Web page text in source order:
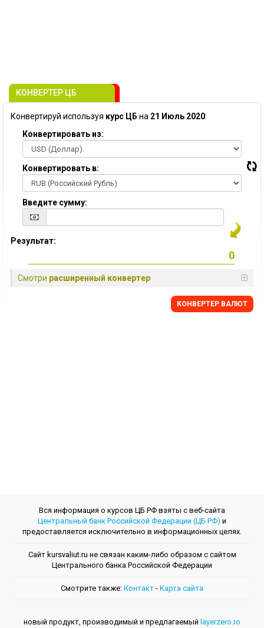
КОНВЕРТЕР ЦБ
Конвертируй используя курс ЦБ на 21 Июль 2020:
Конвертировать из:
Конвертировать в:
Введите сумму:
Результат:
Смотри расширенный конвертер
КОНВЕРТЕР ВАЛЮТ
Вся информация о курсов ЦБ РФ взяты с веб-сайта
Центральный банк Российской Федерации (ЦБ РФ) и
предоставляется исключительно в информационных целях.
Сайт kursvaliut.ru не связан каким-либо образом с сайтом
Центрального банкa Российской Федерации
Смотрите также: Контакт - Kарта сайта
новый продукт, производимый и предлагаемый layerzero.ro